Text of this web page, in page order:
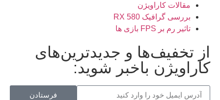
مقالات کاراویژن
بررسی گرافیک RX 580
تاثیر رم بر FPS بازی ها
از تخفیف‌ها و جدیدترین‌های
کاراویژن باخبر شوید:
فرستادن